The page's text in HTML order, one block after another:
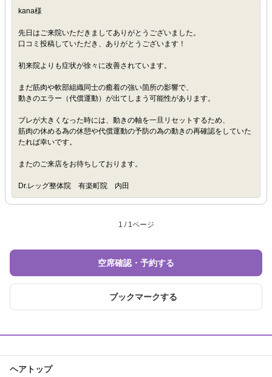
kana様
先日はご来院いただきましてありがとうございました。
口コミ投稿していただき、ありがとうございます！
初来院よりも症状が徐々に改善されています。
まだ筋肉や軟部組織同士の癒着の強い箇所の影響で、
動きのエラー（代償運動）が出てしまう可能性があります。
ブレが大きくなった時には、動きの軸を一旦リセットするため、
筋肉の休める為の休憩や代償運動の予防の為の動きの再確認をしていた
たれば幸いです。
またのご来店をお待ちしております。
Dr.レッグ整体院 有楽町院 内田
1 / 1ページ
空席確認・予約する
ブックマークする
ヘアトップ